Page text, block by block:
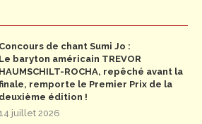
Concours de chant Sumi Jo :
Le baryton américain TREVOR
HAUMSCHILT-ROCHA, repêché avant la
remporte le Premier Prix de la
deuxième édition !
juillet 2026